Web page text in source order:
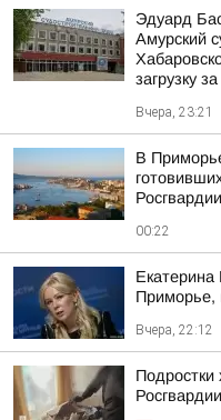
Эдуард
Амурский
загрузку
Вчера, 23:21
В
00:22
Екатерина
Приморье,
Вчера, 22:12
Подростки